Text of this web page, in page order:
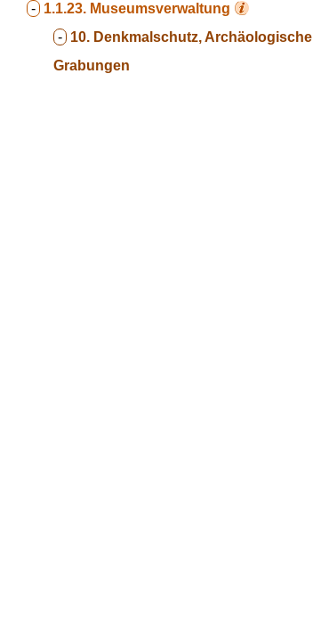
- 1.1.23. Museumsverwaltung
- 10. Denkmalschutz, Archäologische
Grabungen